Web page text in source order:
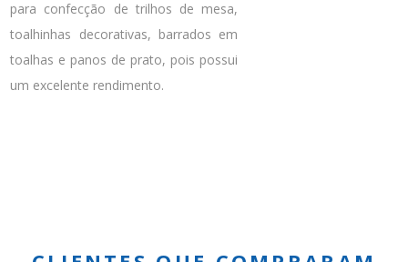
para confecção de trilhos de mesa,
toalhinhas decorativas, barrados em
toalhas e panos de prato, pois possui
um excelente rendimento.